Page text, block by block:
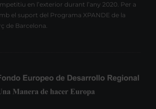
en l’exterior durant l’any 2020. Per a
el suport del Programa XPANDE de la
de Barcelona.